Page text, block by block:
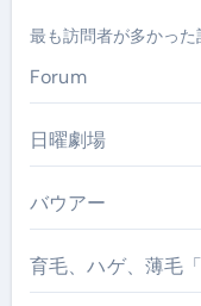
最も訪問者が多かっ
Forum
日曜劇場
バウアー
育毛、ハゲ、薄毛